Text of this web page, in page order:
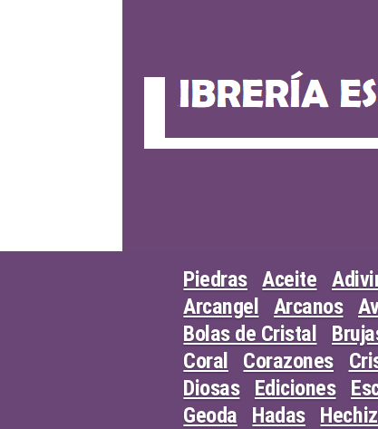
Piedras Aceite
Arcangel
Arcanos
Bolas de Cristal
Coral
Corazones
Diosas
Ediciones
Geoda
Hadas